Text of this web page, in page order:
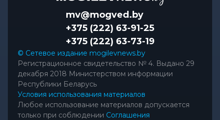
mv@mogved.by
+375 (222) 63-91-25
+375 (222) 63-73-19
© Сетевое издание mogilevnews.by
Регистрационное свидетельство № 4. Выдано 29
декабря 2018 Министерством информации
Республики Беларусь
Условия использования материалов
Любое использование материалов допускается
только при соблюдении Соглашения